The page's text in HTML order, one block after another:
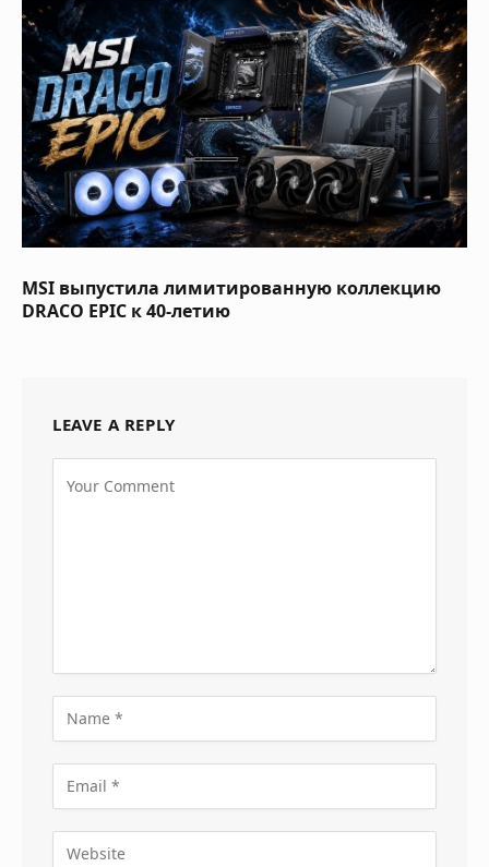
MSI выпустила лимитированную коллекцию
DRACO EPIC к 40-летию
LEAVE A REPLY